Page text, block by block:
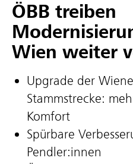
ÖBB treiben
Wien weiter
Upgrade der
Stammstrecke:
Komfort
Spürbare
Pendler:innen